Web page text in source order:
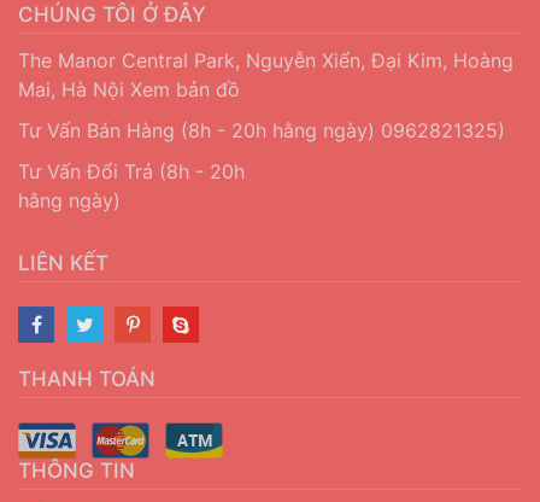
CHÚNG TÔI Ở ĐÂY
The Manor Central Park, Nguyễn Xiển, Đại Kim, Hoàng
Mai, Hà Nội Xem bản đồ
Tư Vấn Bán Hàng (8h - 20h hằng ngày) 0962821325)
Tư Vấn Đổi Trả (8h - 20h
hằng ngày)
LIÊN KẾT
THANH TOÁN
THÔNG TIN